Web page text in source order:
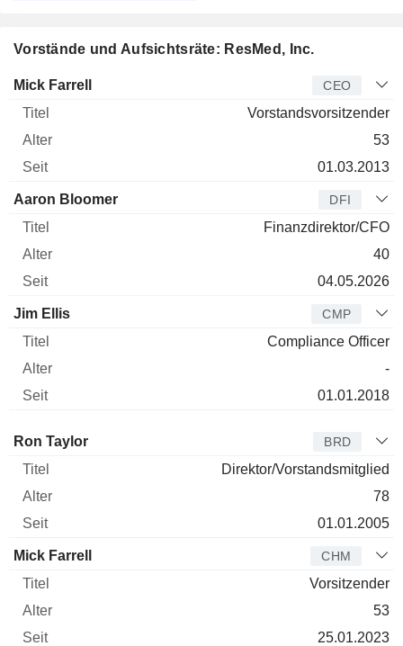
Vorstände und Aufsichtsräte: ResMed, Inc.
Manager Titel
Mick Farrell CEO
Vorstandsvorsitzender
53
01.03.2013
Aaron Bloomer DFI
Finanzdirektor/CFO
40
04.05.2026
Jim Ellis CMP
Compliance Officer
-
01.01.2018
Verwaltungsratsmitglied
Ron Taylor BRD
Direktor/Vorstandsmitglied
78
01.01.2005
Mick Farrell CHM
Vorsitzender
53
25.01.2023